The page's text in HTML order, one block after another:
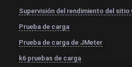
Supervisión del rendimiento del sitio
Prueba de carga
Prueba de carga de JMeter
k6 pruebas de carga